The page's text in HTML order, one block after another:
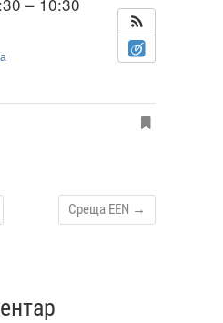
Среща EEN →